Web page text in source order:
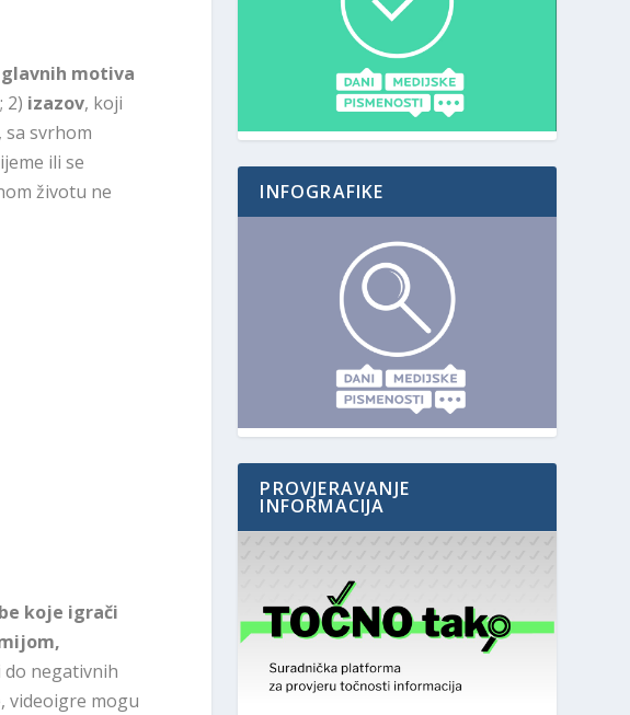
motiva
2) izazov, koji
, sa svrhom
ili se
životu ne
koje igrači
negativnih
videoigre mogu
INFOGRAFIKE
PROVJERAVANJE
INFORMACIJA